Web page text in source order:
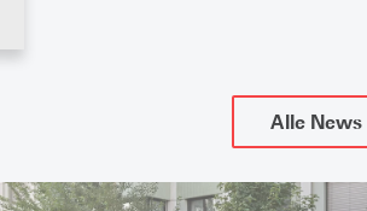
Alle News